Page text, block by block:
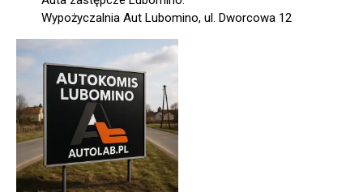
Wypożyczalnia Aut Lubomino, ul. Dworcowa 12